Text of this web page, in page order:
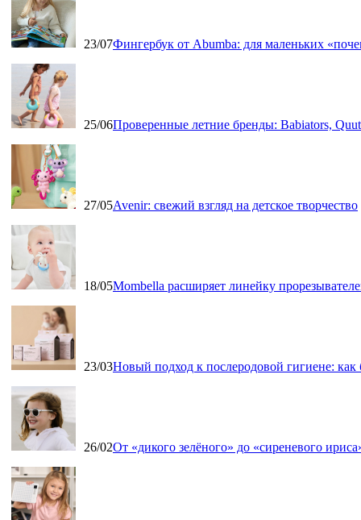
23/07Фингербук от Abumba: для маленьких
25/06Проверенные летние бренды: Babiators,
27/05Avenir: свежий взгляд на детское творчество
18/05Mombella расширяет линейку
23/03Новый подход к послеродовой гигиене:
26/02От «дикого зелёного» до «сиреневого